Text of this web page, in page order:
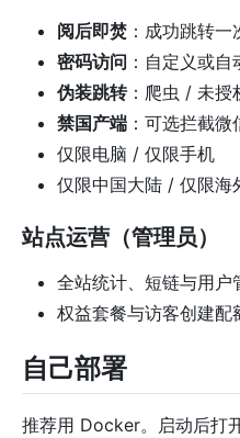
阅后即焚 ：成功跳转一
密码访问 ：自定义或自
伪装跳转：爬虫 / 未授
禁国产端 ：可选拦截
仅限电脑 / 仅限手机
仅限中国大陆 / 仅限海
站点运营（管理员）
全站统计、短链与用户
权益套餐与访客创建配
自己部署
推荐用 Docker。启动后打